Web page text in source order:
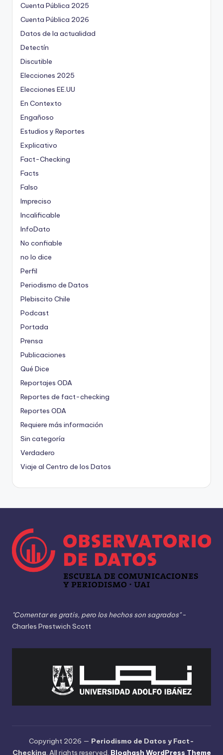
Cuenta Pública 2025
Cuenta Pública 2026
Datos de la actualidad
Detectín
Discutible
Elecciones 2025
Elecciones EE.UU
En Contexto
Engañoso
Estudios y Reportes
Explicativo
Fact-Checking
Facts
Falso
Impreciso
Incalificable
InfoDato
No confiable
no lo dice
Perfil
Periodismo de Datos
Plebiscito Chile
Podcast
Portada
Prensa
Publicaciones
Qué Dice
Reportajes ODA
Reportes de fact-checking
Reportes ODA
Requiere más información
Sin categoría
Verdadero
Viaje al Centro de los Datos
"Comentar es gratis, pero los hechos son sagrados"-
Charles Prestwich Scott
Copyright 2026 — Periodismo de Datos y Fact-
Checking. All rights reserved. Bloghash WordPress Theme